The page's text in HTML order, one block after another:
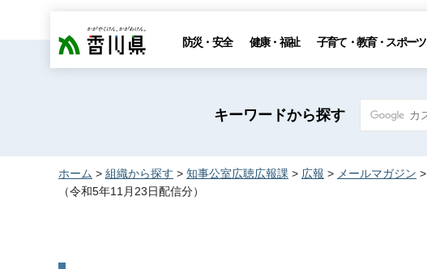
香川県 防災・安全 健康・福祉 子育て・教育・スポーツ
キーワードから探す
ホーム > 組織から探す > 知事公室広聴広報課 > 広報 > メールマガジン >
（令和5年11月23日配信分）